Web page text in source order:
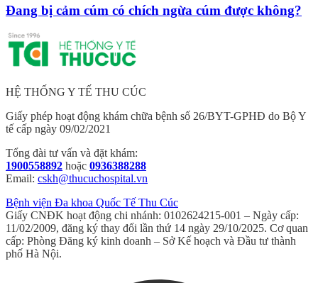
Đang bị cảm cúm có chích ngừa cúm được không?
HỆ THỐNG Y TẾ THU CÚC
Giấy phép hoạt động khám chữa bệnh số 26/BYT-GPHĐ do Bộ Y
tế cấp ngày 09/02/2021
Tổng đài tư vấn và đặt khám:
1900558892 hoặc 0936388288
Email: cskh@thucuchospital.vn
Bệnh viện Đa khoa Quốc Tế Thu Cúc
Giấy CNĐK hoạt động chi nhánh: 0102624215-001 – Ngày cấp:
11/02/2009, đăng ký thay đổi lần thứ 14 ngày 29/10/2025. Cơ quan
cấp: Phòng Đăng ký kinh doanh – Sở Kế hoạch và Đầu tư thành
phố Hà Nội.